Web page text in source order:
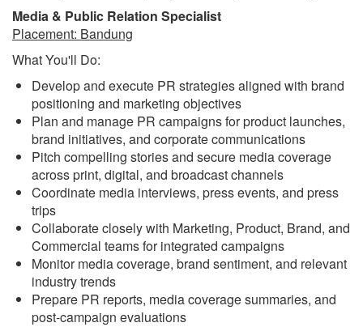
Media & Public Relation Specialist
Placement: Bandung
What You'll Do:
Develop and execute PR strategies aligned with brand
positioning and marketing objectives
Plan and manage PR campaigns for product launches,
brand initiatives, and corporate communications
Pitch compelling stories and secure media coverage
across print, digital, and broadcast channels
Coordinate media interviews, press events, and press
trips
Collaborate closely with Marketing, Product, Brand, and
Commercial teams for integrated campaigns
Monitor media coverage, brand sentiment, and relevant
industry trends
Prepare PR reports, media coverage summaries, and
post-campaign evaluations